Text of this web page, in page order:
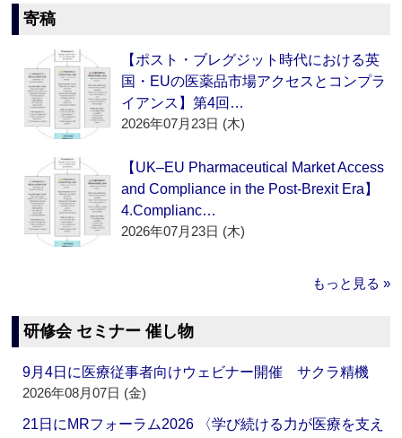
寄稿
【ポスト・ブレグジット時代における英
国・EUの医薬品市場アクセスとコンプラ
イアンス】第4回…
2026年07月23日 (木)
【UK–EU Pharmaceutical Market Access
and Compliance in the Post-Brexit Era】
4.Complianc…
2026年07月23日 (木)
もっと見る »
研修会 セミナー 催し物
9月4日に医療従事者向けウェビナー開催 サクラ精機
2026年08月07日 (金)
21日にMRフォーラム2026 〈学び続ける力が医療を支え